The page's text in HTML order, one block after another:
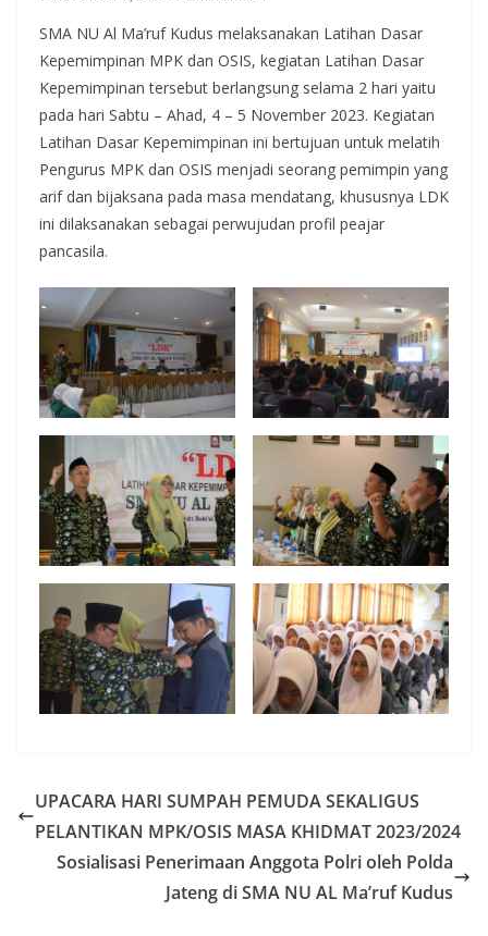
SMA NU Al Ma’ruf Kudus melaksanakan Latihan Dasar
Kepemimpinan MPK dan OSIS, kegiatan Latihan Dasar
Kepemimpinan tersebut berlangsung selama 2 hari yaitu
pada hari Sabtu – Ahad, 4 – 5 November 2023. Kegiatan
Latihan Dasar Kepemimpinan ini bertujuan untuk melatih
Pengurus MPK dan OSIS menjadi seorang pemimpin yang
arif dan bijaksana pada masa mendatang, khususnya LDK
ini dilaksanakan sebagai perwujudan profil peajar
pancasila.
UPACARA HARI SUMPAH PEMUDA SEKALIGUS
PELANTIKAN MPK/OSIS MASA KHIDMAT 2023/2024
Sosialisasi Penerimaan Anggota Polri oleh Polda
Jateng di SMA NU AL Ma’ruf Kudus